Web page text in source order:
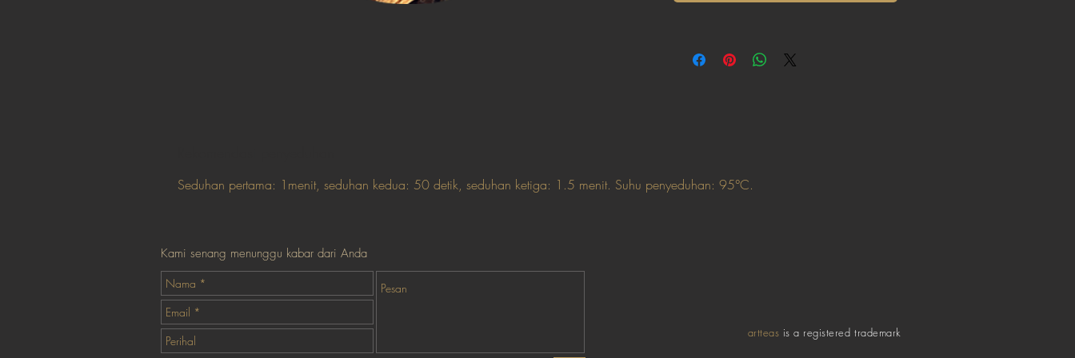
Seduhan pertama: 1menit, seduhan kedua: 50 detik, seduhan ketiga: 1.5 menit. Suhu penyeduhan: 95°C.
Kami senang menunggu kabar dari Anda
artteas is a registered trademark